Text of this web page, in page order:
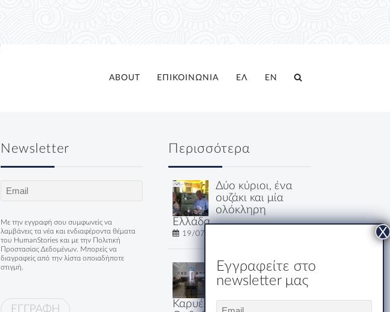
ABOUT ΕΠΙΚΟΙΝΩΝΙΑ ΕΛ EN
Newsletter
Email
Με την εγγραφή σου συμφωνείς να
λαμβάνεις τα νέα και ενδιαφέροντα θέματα
του HumanStories και με την
Πολιτική
Προστασίας Δεδομένων. Μπορείς να
διαγραφείς από την λίστα οποιαδήποτε
στιγμή.
Περισσότερα
Δύο κύριοι, ένα
ουζάκι και μία
ολόκληρη
Ελλάδα
19/07/2026
Εστιατόριο-
Ξενώνας
Καρυές: Εκεί που η
Εγγραφείτε στο
newsletter μας